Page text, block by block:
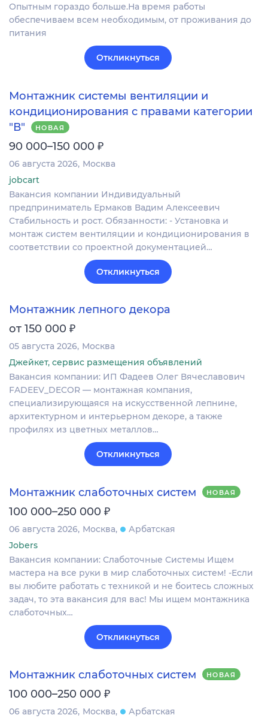
Опытным гораздо больше.На время работы
обеспечиваем всем необходимым, от проживания до
питания
Откликнуться
Монтажник системы вентиляции и
кондиционирования с правами категории
"В"
НОВАЯ
90 000–150 000 ₽
06 августа 2026 Москва
jobcart
Вакансия компании Индивидуальный
предприниматель Ермаков Вадим Алексеевич
Стабильность и рост. Обязанности: - Установка и
монтаж систем вентиляции и кондиционирования в
соответствии со проектной документацией…
Откликнуться
Монтажник лепного декора
от 150 000 ₽
05 августа 2026 Москва
Джейкет, сервис размещения объявлений
Вакансия компании: ИП Фадеев Олег Вячеславович
FADEEV_DECOR — монтажная компания,
специализирующаяся на искусственной лепнине,
архитектурном и интерьерном декоре, а также
профилях из цветных металлов…
Откликнуться
Монтажник слаботочных систем НОВАЯ
100 000–250 000 ₽
06 августа 2026 Москва
Арбатская
Jobers
Вакансия компании: Слаботочные Системы Ищем
мастера на все руки в мир слаботочных систем! -Если
вы любите работать с техникой и не боитесь сложных
задач, то эта вакансия для вас! Мы ищем монтажника
слаботочных…
Откликнуться
Монтажник слаботочных систем НОВАЯ
100 000–250 000 ₽
06 августа 2026 Москва
Арбатская